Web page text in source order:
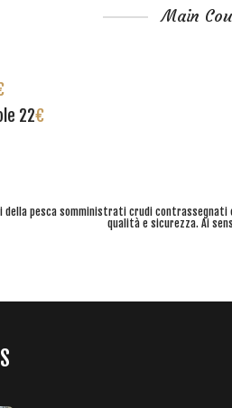
Main
22€
pesca somministrati crudi
qualità e sicurezza. Ai